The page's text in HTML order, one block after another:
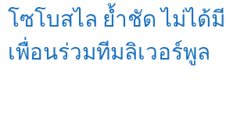
โซโบสไล ย้ำชัด ไม่ไ
เพื่อนร่วมทีมลิเวอร์พูล